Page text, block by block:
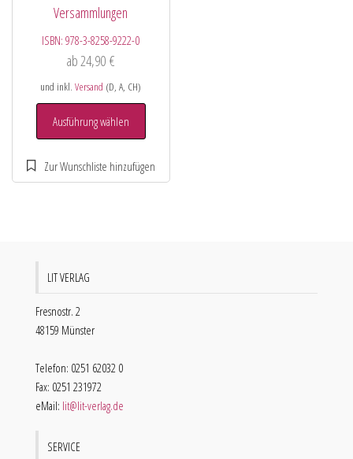
Versammlungen
ISBN:978-3-8258-9222-0
ab24,90€
und inkl.Versand (D, A, CH)
Ausführung wählen
LIT VERLAG
Fresnostr. 2
48159 Münster
Telefon: 0251 62032 0
Fax: 0251 231972
eMail: lit@lit-verlag.de
SERVICE